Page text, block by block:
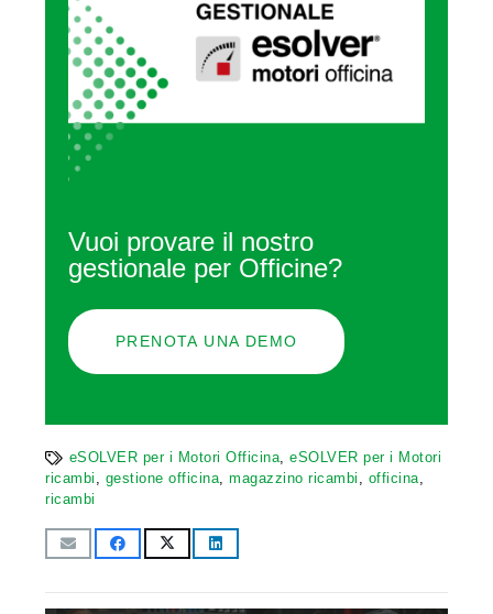
Vuoi provare il nostro
gestionale per Officine?
PRENOTA UNA DEMO
eSOLVER per i Motori Officina,eSOLVER per i Motori
ricambi , gestione officina, magazzino ricambi , officina,
ricambi